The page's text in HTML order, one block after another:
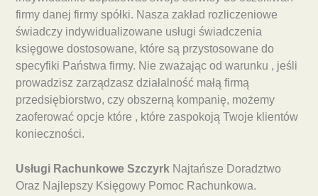
firmy danej firmy spółki. Nasza zakład rozliczeniowe
świadczy indywidualizowane usługi świadczenia
księgowe dostosowane, które są przystosowane do
specyfiki Państwa firmy. Nie zważając od warunku , jeśli
prowadzisz zarządzasz działalność małą firmą
przedsiębiorstwo, czy obszerną kompanię, możemy
zaoferować opcje które , które zaspokoją Twoje klientów
konieczności.
Usługi Rachunkowe Szczyrk Najtańsze Doradztwo
Oraz Najlepszy Księgowy Pomoc Rachunkowa.